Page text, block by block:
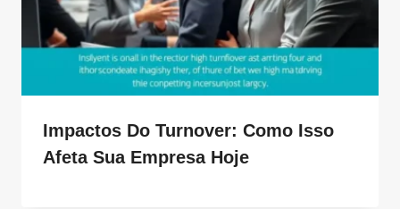
Impactos Do Turnover: Como Isso
Afeta Sua Empresa Hoje